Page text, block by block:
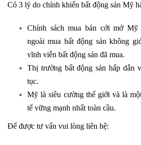
Có 3 lý do chính khiến bất động sản Mỹ
Chính sách mua bán cởi mở
ngoài mua bất động sản không
vĩnh viễn bất động sản đã mua.
Thị trường bất động sản hấp dẫn
tục.
Mỹ là siêu cường thế giới và là
tế vững mạnh nhất toàn cầu.​
Để được tư vấn vui lòng liên hệ: